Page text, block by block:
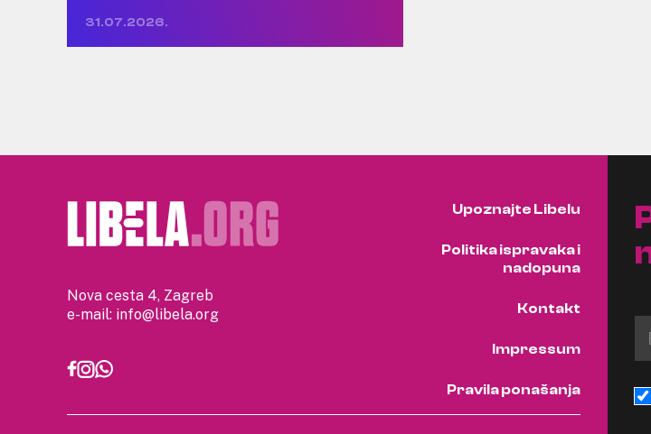
31.07.2026.
Nova cesta 4, Zagreb
e-mail: info@libela.org
Upoznajte Libelu
Politika ispravaka i
nadopuna
Kontakt
Impressum
Pravila ponašanja